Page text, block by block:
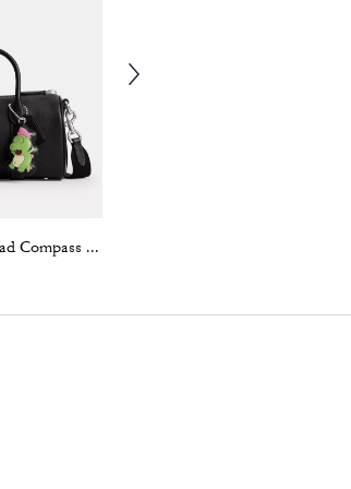
Coach | Brain Dead Compass Bag 25 With Darby Dino And Charm